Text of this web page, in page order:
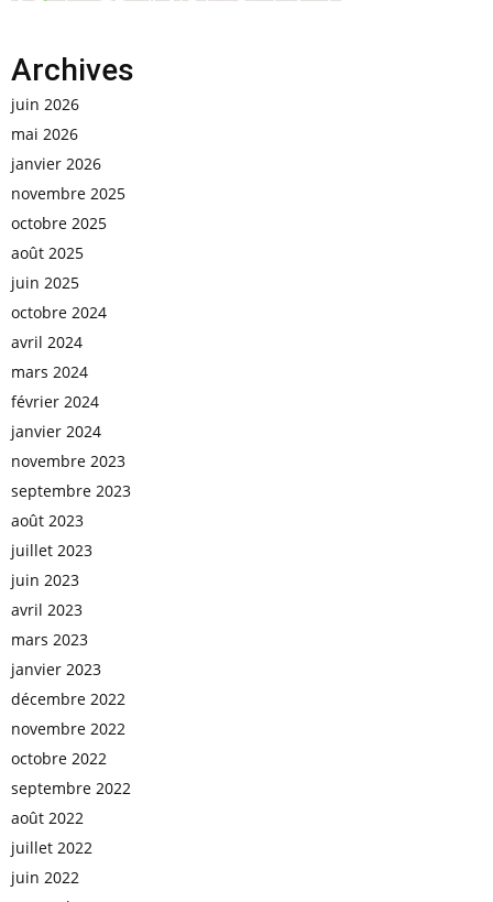
Archives
juin 2026
mai 2026
janvier 2026
novembre 2025
octobre 2025
août 2025
juin 2025
octobre 2024
avril 2024
mars 2024
février 2024
janvier 2024
novembre 2023
septembre 2023
août 2023
juillet 2023
juin 2023
avril 2023
mars 2023
janvier 2023
décembre 2022
novembre 2022
octobre 2022
septembre 2022
août 2022
juillet 2022
juin 2022